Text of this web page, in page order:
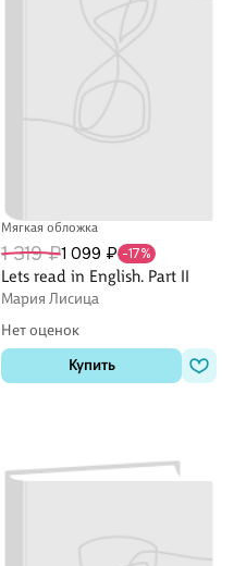
Мягкая обложка
1 319 ₽1 099 ₽ -17%
Lets read in English. Part II
Мария Лисица
Нет оценок
Купить